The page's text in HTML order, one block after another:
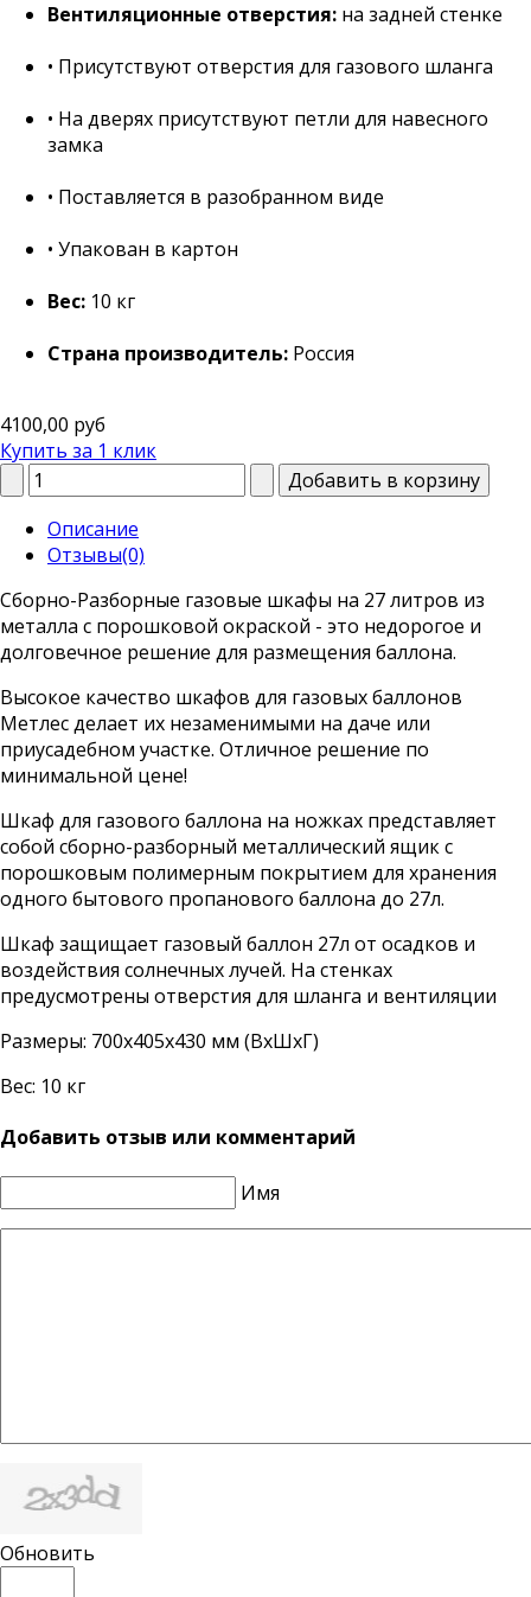
Вентиляционные отверстия: на задней стенке
• Присутствуют отверстия для газового шланга
• На дверях присутствуют петли для навесного
замка
• Поставляется в разобранном виде
• Упакован в картон
Вес: 10 кг
Страна производитель: Россия
4100,00 руб
Купить за 1 клик
Описание
Отзывы(0)
Сборно-Разборные газовые шкафы на 27 литров из
металла с порошковой окраской - это недорогое и
долговечное решение для размещения баллона.
Высокое качество шкафов для газовых баллонов
Метлес делает их незаменимыми на даче или
приусадебном участке. Отличное решение по
минимальной цене!
Шкаф для газового баллона на ножках представляет
собой сборно-разборный металлический ящик с
порошковым полимерным покрытием для хранения
одного бытового пропанового баллона до 27л.
Шкаф защищает газовый баллон 27л от осадков и
воздействия солнечных лучей. На стенках
предусмотрены отверстия для шланга и вентиляции
Размеры: 700x405x430 мм (ВxШxГ)
Вес: 10 кг
Добавить отзыв или комментарий
Имя
Обновить